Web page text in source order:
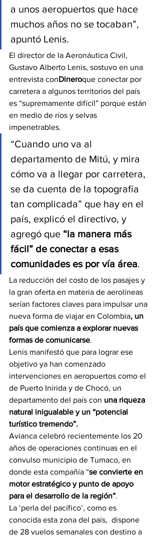
a unos aeropuertos que hace
muchos años no se tocaban”,
apuntó Lenis.
El director de la Aeronáutica Civil,
Gustavo Alberto Lenis, sostuvo en una
entrevista conDineroque conectar por
carretera a algunos territorios del país
es “supremamente difícil” porque están
en medio de ríos y selvas
impenetrables.
“Cuando uno va al
departamento de Mitú, y mira
cómo va a llegar por carretera,
se da cuenta de la topografía
tan complicada” que hay en el
país, explicó el directivo, y
agregó que “la manera más
fácil” de conectar a esas
comunidades es por vía área.
La reducción del costo de los pasajes y
la gran oferta en materia de aerolíneas
serían factores claves para impulsar una
nueva forma de viajar en Colombia, un
país que comienza a explorar nuevas
formas de comunicarse.
Lenis manifestó que para lograr ese
objetivo ya han comenzado
intervenciones en aeropuertos como el
de Puerto Inírida y de Chocó, un
departamento del país con una riqueza
natural inigualable y un “potencial
turístico tremendo”.
Avianca celebró recientemente los 20
años de operaciones continuas en el
convulso municipio de Tumaco, en
donde esta compañía “se convierte en
motor estratégico y punto de apoyo
para el desarrollo de la región”.
La ‘perla del pacífico’, como es
conocida esta zona del país,  dispone
de 28 vuelos semanales con destino a